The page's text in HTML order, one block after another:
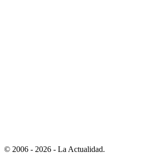
© 2006 - 2026 - La Actualidad.